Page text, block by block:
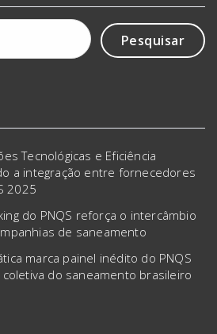
Tecnológicas e Eficiência
a integração entre fornecedores
2025
do PNQS reforça o intercâmbio
de saneamento
marca painel inédito do PNQS
do saneamento brasileiro